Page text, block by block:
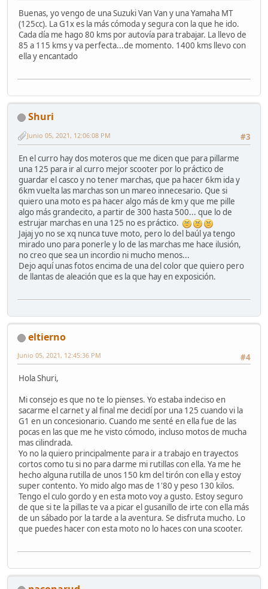
Buenas, yo vengo de una Suzuki Van Van y una Yamaha MT
(125cc). La G1x es la más cómoda y segura con la que he ido.
Cada día me hago 80 kms por autovía para trabajar. La llevo de
85 a 115 kms y va perfecta...de momento. 1400 kms llevo con
ella y encantado
Shuri
#3
Junio 05, 2021, 12:06:08 PM
En el curro hay dos moteros que me dicen que para pillarme
una 125 para ir al curro mejor scooter por lo práctico de
guardar el casco y no tener marchas, que pa hacer 6km ida y
6km vuelta las marchas son un mareo innecesario. Que si
quiero una moto es pa hacer algo más de km y que me pille
algo más grandecito, a partir de 300 hasta 500... que lo de
estrujar marchas en una 125 no es práctico.
Jajaj yo no se xq nunca tuve moto, pero lo del baúl ya tengo
mirado uno para ponerle y lo de las marchas me hace ilusión,
no creo que sea un incordio ni mucho menos...
Dejo aquí unas fotos encima de una del color que quiero pero
de llantas de aleación que es la que hay en exposición.
eltierno
#4
Junio 05, 2021, 12:45:36 PM
Hola Shuri,
Mi consejo es que no te lo pienses. Yo estaba indeciso en
sacarme el carnet y al final me decidí por una 125 cuando vi la
G1 en un concesionario. Cuando me senté en ella fue de las
pocas en las que me he visto cómodo, incluso motos de mucha
mas cilindrada.
Yo no la quiero principalmente para ir a trabajo en trayectos
cortos como tu si no para darme mi rutillas con ella. Ya me he
hecho alguna rutilla de unos 150 km del tirón con ella y estoy
super contento. Yo mido algo mas de 1'80 y peso 130 kilos.
Tengo el culo gordo y en esta moto voy a gusto. Estoy seguro
de que si te la pillas te va a picar el gusanillo de irte con ella más
de un sábado por la tarde a la aventura. Se disfruta mucho. Lo
que puedes hacer con esta moto no lo haces con una scooter.